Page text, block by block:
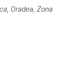
Oradea, Zona